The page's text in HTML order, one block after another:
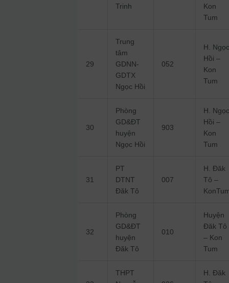
Trinh
Kon
Tum
29
Trung
tâm
GDNN-
GDTX
Ngọc Hồi
052
H.
Hồi –
Kon
Tum
30
Phòng
GD&ĐT
huyện
Ngọc Hồi
903
H.
Hồi –
Kon
Tum
31
PT
DTNT
Đăk Tô
007
H. Đăk
Tô –
32
Phòng
GD&ĐT
huyện
Đăk Tô
010
Huyện
Đăk Tô
– Kon
Tum
THPT
H. Đăk